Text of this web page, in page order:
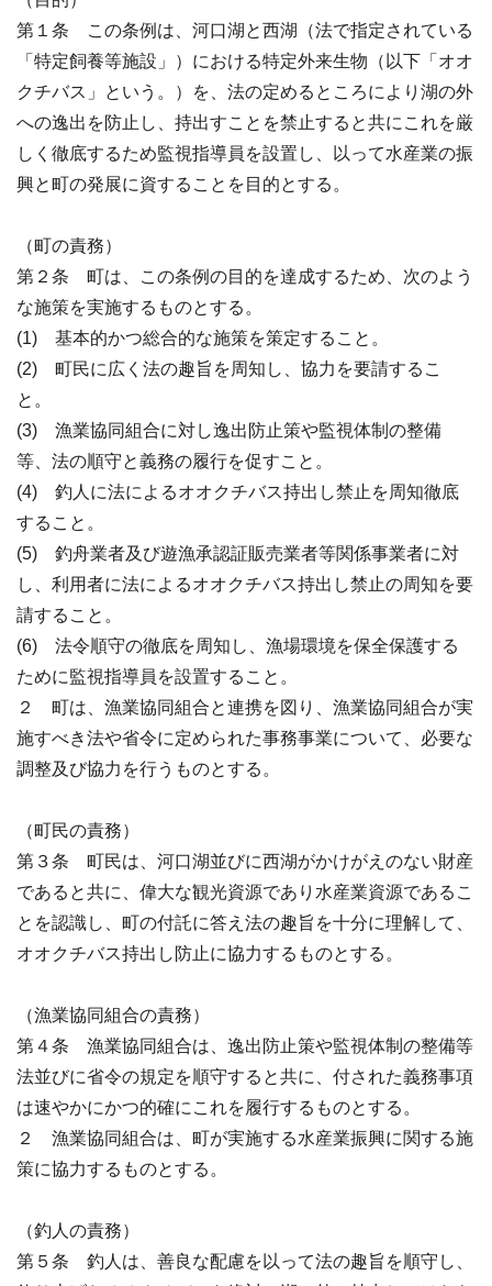
第１条 この条例は、河口湖と西湖（法で指定されている
「特定飼養等施設」）における特定外来生物（以下「オオ
クチバス」という。）を、法の定めるところにより湖の外
への逸出を防止し、持出すことを禁止すると共にこれを厳
しく徹底するため監視指導員を設置し、以って水産業の振
興と町の発展に資することを目的とする。
（町の責務）
第２条 町は、この条例の目的を達成するため、次のよう
な施策を実施するものとする。
(1) 基本的かつ総合的な施策を策定すること。
(2) 町民に広く法の趣旨を周知し、協力を要請するこ
と。
(3) 漁業協同組合に対し逸出防止策や監視体制の整備
等、法の順守と義務の履行を促すこと。
(4) 釣人に法によるオオクチバス持出し禁止を周知徹底
すること。
(5) 釣舟業者及び遊漁承認証販売業者等関係事業者に対
し、利用者に法によるオオクチバス持出し禁止の周知を要
請すること。
(6) 法令順守の徹底を周知し、漁場環境を保全保護する
ために監視指導員を設置すること。
２ 町は、漁業協同組合と連携を図り、漁業協同組合が実
施すべき法や省令に定められた事務事業について、必要な
調整及び協力を行うものとする。
（町民の責務）
第３条 町民は、河口湖並びに西湖がかけがえのない財産
であると共に、偉大な観光資源であり水産業資源であるこ
とを認識し、町の付託に答え法の趣旨を十分に理解して、
オオクチバス持出し防止に協力するものとする。
（漁業協同組合の責務）
第４条 漁業協同組合は、逸出防止策や監視体制の整備等
法並びに省令の規定を順守すると共に、付された義務事項
は速やかにかつ的確にこれを履行するものとする。
２ 漁業協同組合は、町が実施する水産業振興に関する施
策に協力するものとする。
（釣人の責務）
第５条 釣人は、善良な配慮を以って法の趣旨を順守し、